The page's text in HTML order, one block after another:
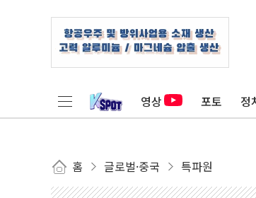
영상 포토 정
홈 글로벌·중국 특파원